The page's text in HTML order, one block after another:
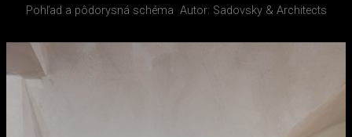
Pohľad a pôdorysná schéma Autor: Sadovsky & Architects